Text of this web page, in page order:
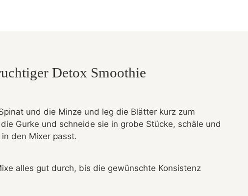
Detox Smoothie
und die Minze und leg die Blätter kurz zum
Gurke und schneide sie in grobe Stücke, schäle und
den Mixer passt.
alles gut durch, bis die gewünschte Konsistenz